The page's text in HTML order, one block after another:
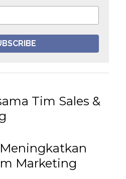
Tim Sales &
Marketing